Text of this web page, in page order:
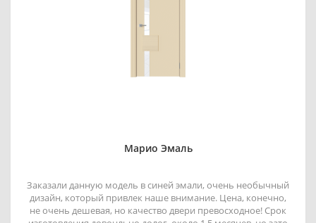
Марио Эмаль
Заказали данную модель в синей эмали, очень необычный
дизайн, который привлек наше внимание. Цена, конечно,
не очень дешевая, но качество двери превосходное! Срок